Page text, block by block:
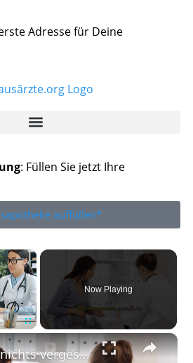
Adresse für Deine
: Füllen Sie jetzt Ihre
auffüllen*
×
Now Playing
×
Beim Arzt nichts vergessen - Diese 5 Infos sind entscheidend!